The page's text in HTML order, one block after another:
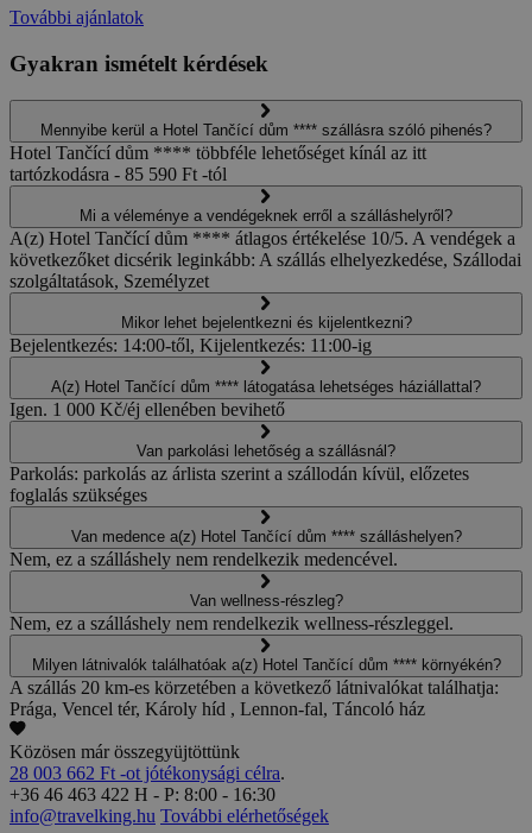
További ajánlatok
Gyakran ismételt kérdések
Mennyibe kerül a Hotel Tančící dům **** szállásra szóló pihenés?
Hotel Tančící dům **** többféle lehetőséget kínál az itt
tartózkodásra - 85 590 Ft -tól
Mi a véleménye a vendégeknek erről a szálláshelyről?
A(z) Hotel Tančící dům **** átlagos értékelése 10/5. A vendégek a
következőket dicsérik leginkább: A szállás elhelyezkedése, Szállodai
szolgáltatások, Személyzet
Mikor lehet bejelentkezni és kijelentkezni?
Bejelentkezés: 14:00-től, Kijelentkezés: 11:00-ig
A(z) Hotel Tančící dům **** látogatása lehetséges háziállattal?
Igen. 1 000 Kč/éj ellenében bevihető
Van parkolási lehetőség a szállásnál?
Parkolás: parkolás az árlista szerint a szállodán kívül, előzetes
foglalás szükséges
Van medence a(z) Hotel Tančící dům **** szálláshelyen?
Nem, ez a szálláshely nem rendelkezik medencével.
Van wellness-részleg?
Nem, ez a szálláshely nem rendelkezik wellness-részleggel.
Milyen látnivalók találhatóak a(z) Hotel Tančící dům **** környékén?
A szállás 20 km-es körzetében a következő látnivalókat találhatja:
Prága, Vencel tér, Károly híd , Lennon-fal, Táncoló ház
Közösen már összegyüjtöttünk
28 003 662 Ft -ot jótékonysági célra.
+36 46 463 422 H - P: 8:00 - 16:30
info@travelking.hu További elérhetőségek